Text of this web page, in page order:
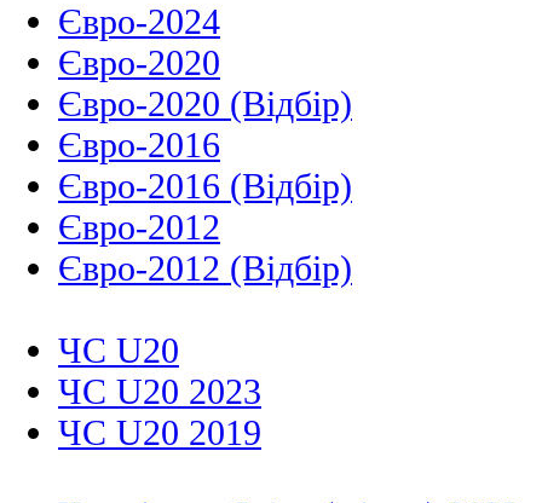
Євро-2024
Євро-2020
Євро-2020 (Відбір)
Євро-2016
Євро-2016 (Відбір)
Євро-2012
Євро-2012 (Відбір)
ЧС U20
ЧС U20 2023
ЧС U20 2019